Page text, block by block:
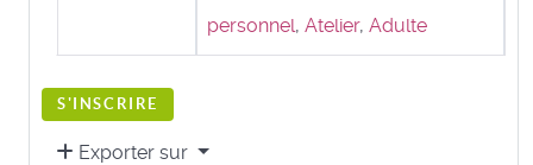
personnel, Atelier, Adulte
S'INSCRIRE
Exporter sur